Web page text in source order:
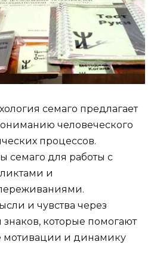
семаго предлагает
человеческого
процессов.
семаго для работы с
и
и чувства через
которые помогают
мотивации и динамику